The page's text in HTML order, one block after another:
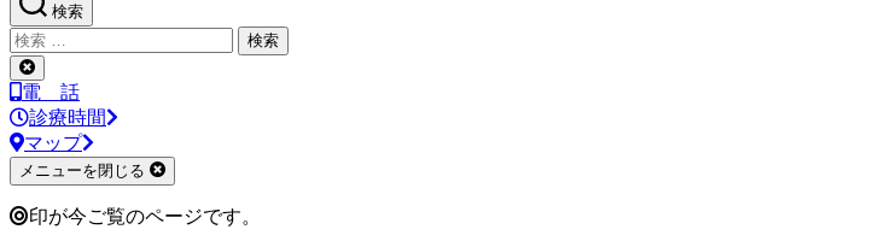
検索
検
索
対
象:
検
索
を
閉
じ
る
電 話
診療時間
マップ
メニューを閉じる
印が今ご覧のページです。